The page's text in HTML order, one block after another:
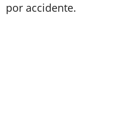
por accidente.